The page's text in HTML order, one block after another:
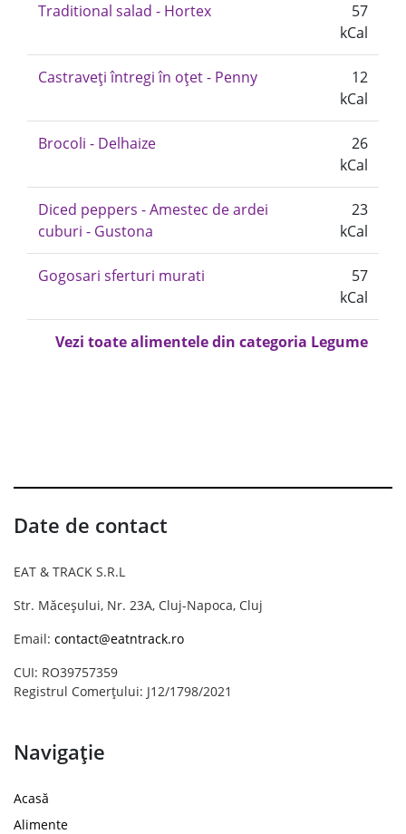
Traditional salad - Hortex
57
kCal
Castraveți întregi în oțet - Penny
12
kCal
Brocoli - Delhaize
26
kCal
Diced peppers - Amestec de ardei
cuburi - Gustona
23
kCal
Gogosari sferturi murati
57
kCal
Vezi toate alimentele din categoria Legume
Date de contact
EAT & TRACK S.R.L
Str. Măceșului, Nr. 23A, Cluj-Napoca, Cluj
Email: contact@eatntrack.ro
CUI: RO39757359
Registrul Comerțului: J12/1798/2021
Navigație
Acasă
Alimente